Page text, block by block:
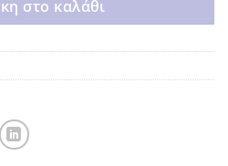
στο καλάθι